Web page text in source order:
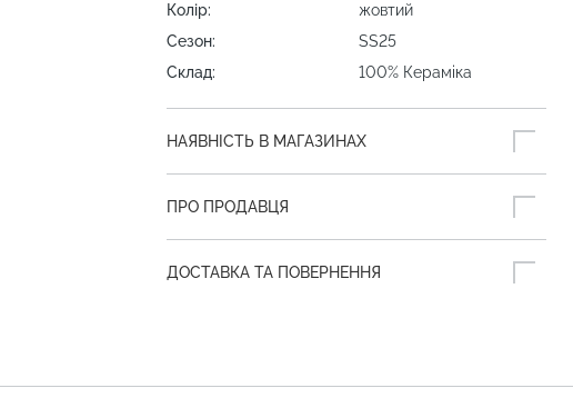
Колір:
жовтий
Сезон:
SS25
Склад:
100% Кераміка
НАЯВНІСТЬ В МАГАЗИНАХ
ПРО ПРОДАВЦЯ
ДОСТАВКА ТА ПОВЕРНЕННЯ